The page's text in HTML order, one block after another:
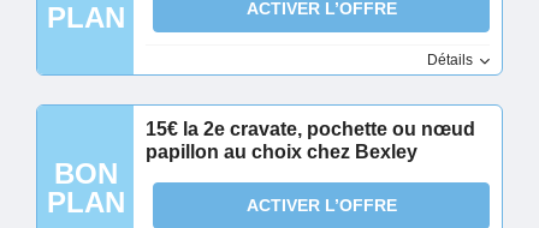
PLAN
ACTIVER L’OFFRE
Détails
BON
PLAN
15€ la 2e cravate, pochette ou nœud
papillon au choix chez Bexley
ACTIVER L’OFFRE